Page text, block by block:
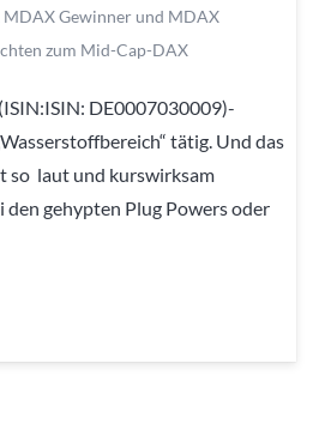
MDAX Gewinner und MDAX
zum Mid-Cap-DAX
DE0007030009)-
tätig. Und das
so laut und kurswirksam
gehypten Plug Powers oder